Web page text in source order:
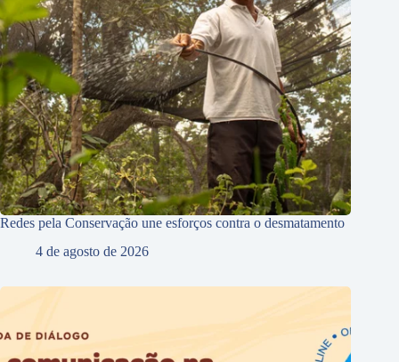
Redes pela Conservação une esforços contra o desmatamento
4 de agosto de 2026